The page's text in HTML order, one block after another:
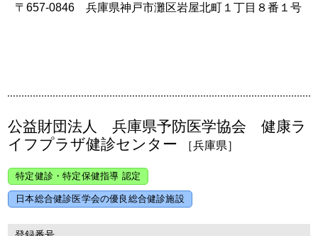
〒657-0846 兵庫県神戸市灘区岩屋北町１丁目８番１号
公益財団法人 兵庫県予防医学協会 健康ラ
イフプラザ健診センター
［兵庫県］
特定健診・特定保健指導 認定
日本総合健診医学会の優良総合健診施設